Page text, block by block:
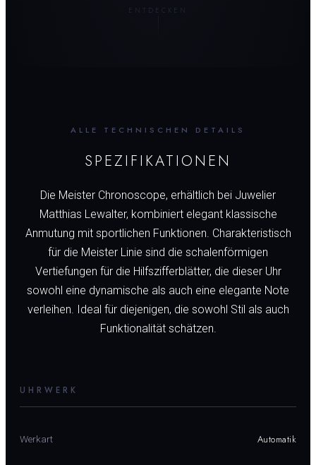
ENTDECKEN
ALLE TECHNISCHEN DETAILS
SPEZIFIKATIONEN
Die Meister Chronoscope, erhältlich bei Juwelier
Matthias Lewalter, kombiniert elegant klassische
Anmutung mit sportlichen Funktionen. Charakteristisch
für die Meister Linie sind die schalenförmigen
Vertiefungen für die Hilfszifferblätter, die dieser Uhr
sowohl eine dynamische als auch eine elegante Note
verleihen. Ideal für diejenigen, die sowohl Stil als auch
Funktionalität schätzen.
UHRWERK
Werkart Automatik